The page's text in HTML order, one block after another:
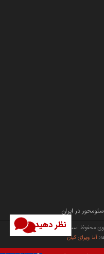
نظر دهید
در ایران
محفوظ است.
آما ویرای کیان